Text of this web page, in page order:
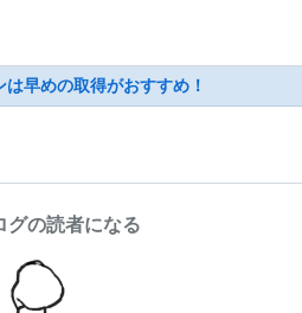
早めの取得がおすすめ！
グの読者になる